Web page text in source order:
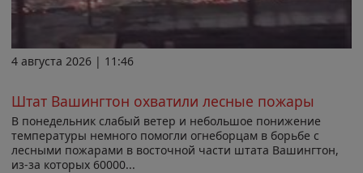
4 августа 2026 | 11:46
Штат Вашингтон охватили лесные пожары
В понедельник слабый ветер и небольшое понижение
температуры немного помогли огнеборцам в борьбе с
лесными пожарами в восточной части штата Вашингтон,
из-за которых 60000...